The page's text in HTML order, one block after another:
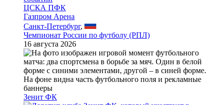
ЦСКА ПФК
Газпром Арена
Санкт-Петербург,
Чемпионат России по футболу (РПЛ)
16 августа 2026
Зенит ФК